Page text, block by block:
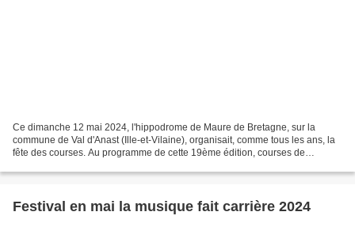
Ce dimanche 12 mai 2024, l'hippodrome de Maure de Bretagne, sur la
commune de Val d'Anast (Ille-et-Vilaine), organisait, comme tous les ans, la
fête des courses. Au programme de cette 19ème édition, courses de
Festival en mai la musique fait carrière 2024